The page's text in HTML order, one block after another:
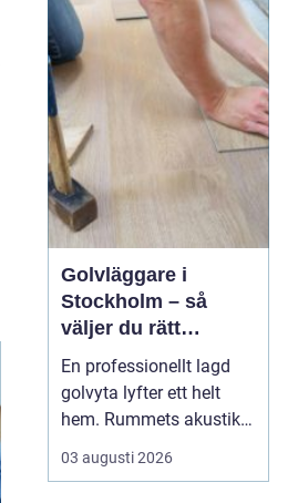
huvudvärk och...
Golvläggare i
Stockholm – så
väljer du rätt
hantverkare för ditt
projekt
En professionellt lagd
golvyta lyfter ett helt
hem. Rummets akustik
förändras, ljuset speglas
på ett annat sätt och
03 augusti 2026